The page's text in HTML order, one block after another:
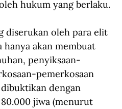
hukum yang berlaku.
diserukan oleh para elit
hanya akan membuat
penyiksaan-
pemerkosaan
dengan
jiwa (menurut